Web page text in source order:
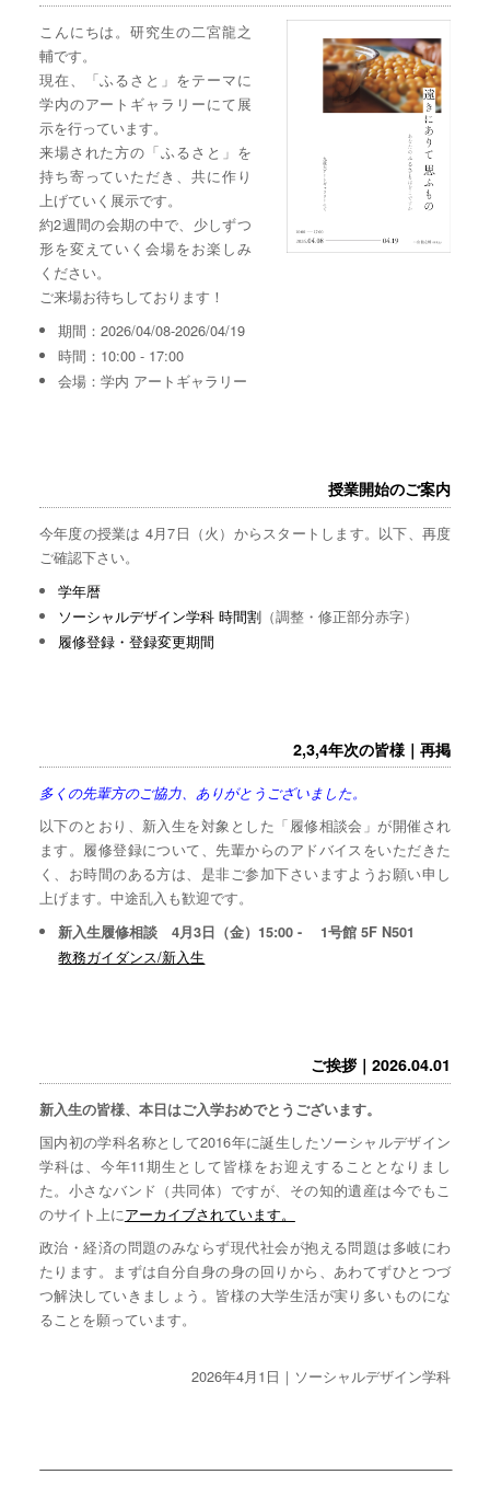
こんにちは。研究生の二宮龍之
輔です。
現在、「ふるさと」をテーマに
学内のアートギャラリーにて展
示を行っています。
来場された方の「ふるさと」を
持ち寄っていただき、共に作り
上げていく展示です。
約2週間の会期の中で、少しずつ
形を変えていく会場をお楽しみ
ください。
ご来場お待ちしております！
期間：2026/04/08-2026/04/19
時間：10:00 - 17:00
会場：学内 アートギャラリー
授業開始のご案内
今年度の授業は 4月7日（火）からスタートします。以下、再度
ご確認下さい。
学年暦
ソーシャルデザイン学科 時間割 （調整・修正部分赤字）
履修登録・登録変更期間
2,3,4年次の皆様｜再掲
多くの先輩方のご協力、ありがとうございました。
以下のとおり、新入生を対象とした「履修相談会」が開催され
ます。履修登録について、先輩からのアドバイスをいただきた
く、お時間のある方は、是非ご参加下さいますようお願い申し
上げます。中途乱入も歓迎です。
新入生履修相談 4月3日（金）15:00 - 1号館 5F N501
教務ガイダンス/新入生
ご挨拶｜2026.04.01
新入生の皆様、本日はご入学おめでとうございます。
国内初の学科名称として2016年に誕生したソーシャルデザイン
学科は、今年11期生として皆様をお迎えすることとなりまし
た。小さなバンド（共同体）ですが、その知的遺産は今でもこ
のサイト上にアーカイブされています。
政治・経済の問題のみならず現代社会が抱える問題は多岐にわ
たります。まずは自分自身の身の回りから、あわてずひとつづ
つ解決していきましょう。皆様の大学生活が実り多いものにな
ることを願っています。
2026年4月1日｜ソーシャルデザイン学科